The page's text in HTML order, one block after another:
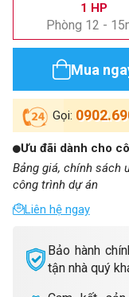
1 HP
Phòng 12 -
Mua
Gọi:
Bảo hành
tận nhà quý
Ưu đãi dành cho
Bảng giá, chính sách
công trình dự án
Liên hệ ngay